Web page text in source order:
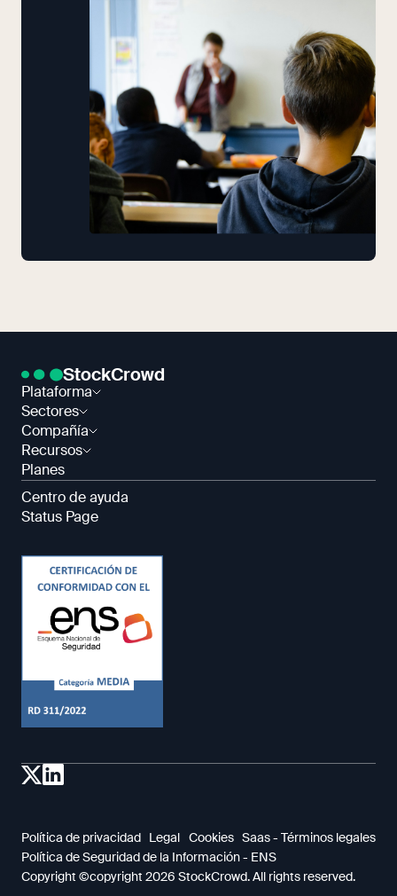
StockCrowd
Plataforma
Sectores
Compañía
Recursos
Planes
Centro de ayuda
Status Page
Política de privacidad Legal Cookies Saas - Términos legales
Política de Seguridad de la Información - ENS
Copyright ©copyright 2026 StockCrowd. All rights reserved.